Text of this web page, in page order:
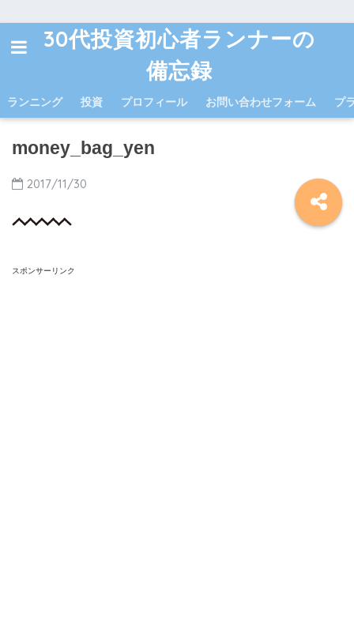
30代投資初心者ランナーの
備忘録
ランニング 投資 プロフィール お問い合わせフォーム プ
money_bag_yen
2017/11/30
スポンサーリンク